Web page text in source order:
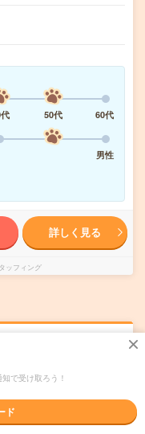
50代
60代
男性
詳しく見る
ッフィング
フ活躍中！長
で受け取ろう！
ド